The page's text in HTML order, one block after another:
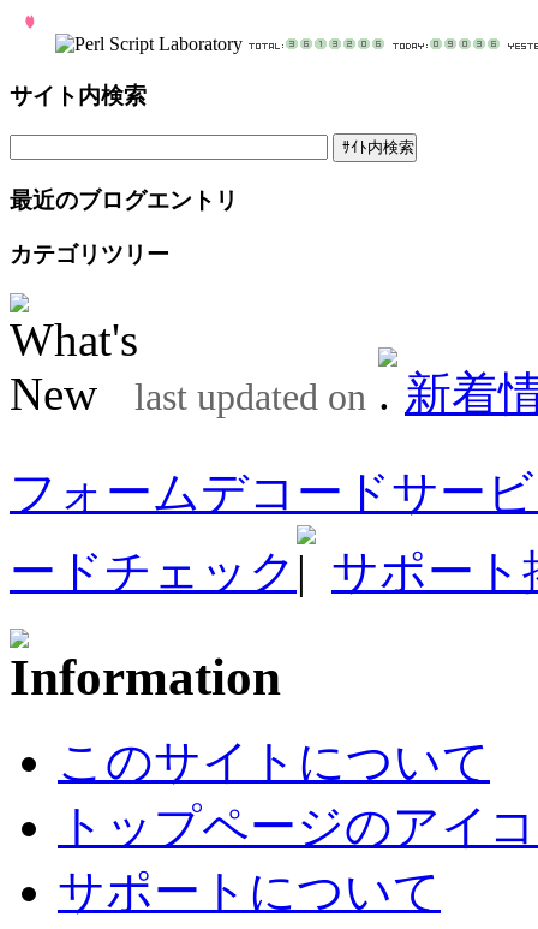
サイト内検索
最近のブログエントリ
カテゴリツリー
last updated on
新着
フォームデコードサー
ードチェック
サポート
このサイトについて
トップページのアイ
サポートについて